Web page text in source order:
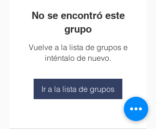
No se encontró este
grupo
Vuelve a la lista de grupos e
inténtalo de nuevo.
Ir a la lista de grupos